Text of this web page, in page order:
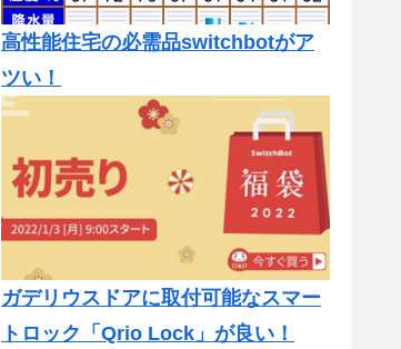
高性能住宅の必需品switchbotがア
ツい！
ガデリウスドアに取付可能なスマー
トロック「Qrio Lock」が良い！